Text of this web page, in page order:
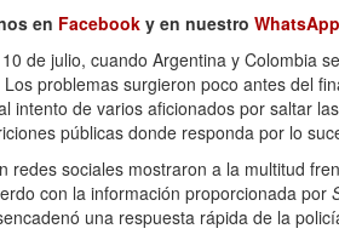
en Facebook y en nuestro
de julio, cuando Argentina y Colombia
problemas surgieron poco antes del
intento de varios aficionados por saltar
públicas donde responda por lo
redes sociales mostraron a la multitud
con la información proporcionada por
una respuesta rápida de la